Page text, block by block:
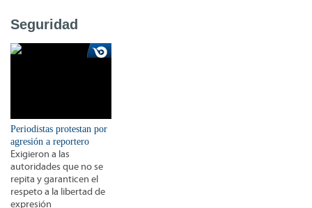
Seguridad
Periodistas protestan por
agresión a reportero
Exigieron a las
autoridades que no se
repita y garanticen el
respeto a la libertad de
expresión